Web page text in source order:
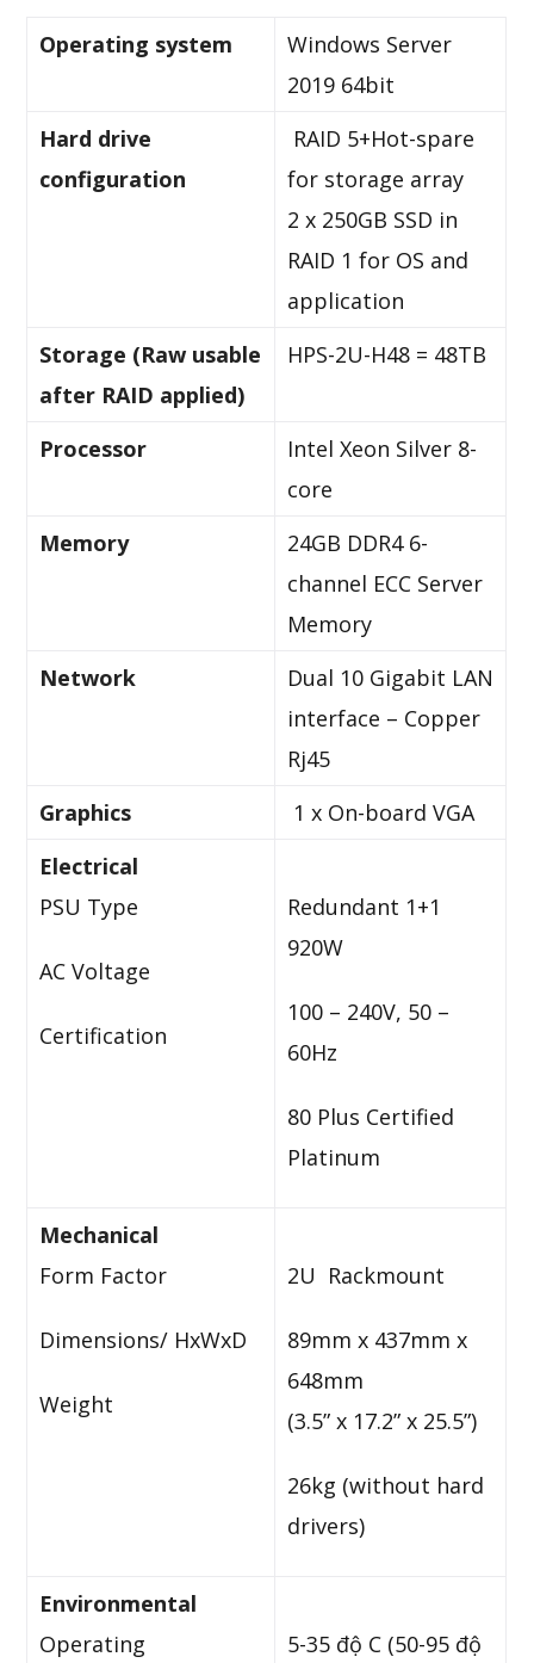
Operating system
Windows Server
2019 64bit
Hard drive
configuration
RAID 5+Hot-spare
for storage array
2 x 250GB SSD in
RAID 1 for OS and
application
Storage (Raw usable
after RAID applied)
HPS-2U-H48 = 48TB
Processor
Intel Xeon Silver 8-
core
Memory
24GB DDR4 6-
channel ECC Server
Memory
Network
Dual 10 Gigabit LAN
interface – Copper
Rj45
Graphics
1 x On-board VGA
Electrical
PSU Type
AC Voltage
Certification
Redundant 1+1
920W
100 – 240V, 50 –
60Hz
80 Plus Certified
Platinum
Mechanical
Form Factor
Dimensions/ HxWxD
Weight
2U Rackmount
89mm x 437mm x
648mm
(3.5” x 17.2” x 25.5”)
26kg (without hard
drivers)
Environmental
Operating
5-35 độ C (50-95 độ